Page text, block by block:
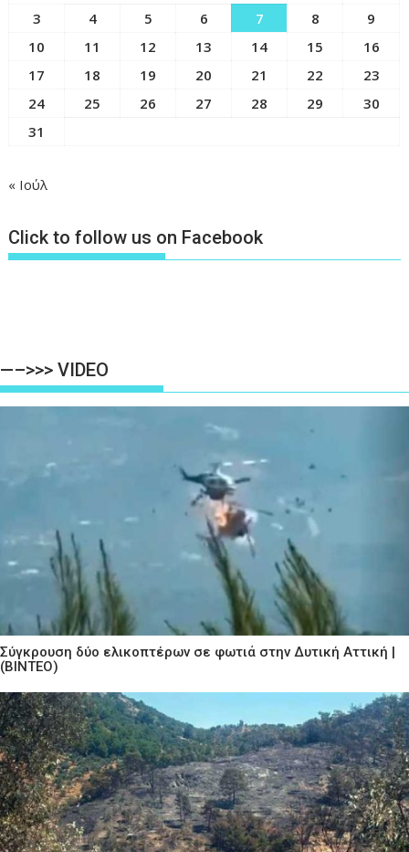
3
4 5 6 7 8
9
10
11 12 13 14 15
16
17
18 19 20 21 22
23
24
25 26 27 28 29
30
31
« Ιούλ
Click to follow us on Facebook
—–>>> VIDEO
Σύγκρουση δύο ελικοπτέρων σε φωτιά στην Δυτική Αττική |
(ΒΙΝΤΕΟ)